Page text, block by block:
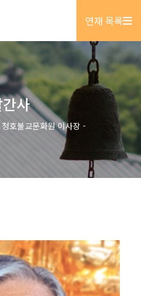
연재 목록
사
호불교문화원 이사장 -